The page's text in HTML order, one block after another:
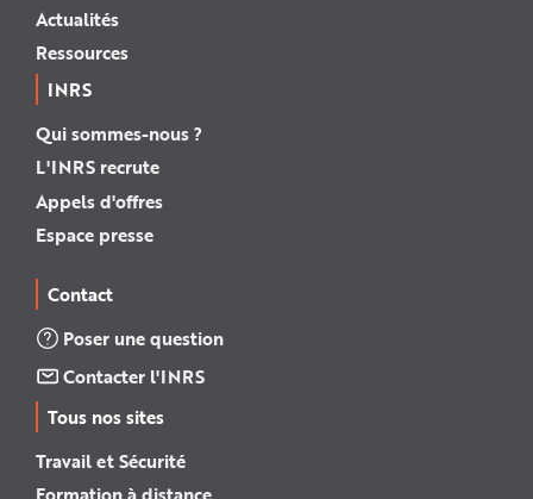
Actualités
Ressources
INRS
Qui sommes-nous ?
L'INRS recrute
Appels d'offres
Espace presse
Contact
Poser une question
Contacter l'INRS
Tous nos sites
Travail et Sécurité